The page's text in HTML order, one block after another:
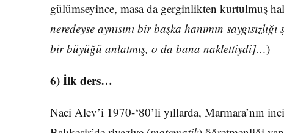
gülümseyince, masa da gerginlikten kurtulmuş
neredeyse aynısını bir başka hanımın
bir büyüğü anlatmış, o da bana naklettiydi]…)
6) İlk ders…
Naci Alev’i 1970-‘80’li yıllarda, Marmara’nın